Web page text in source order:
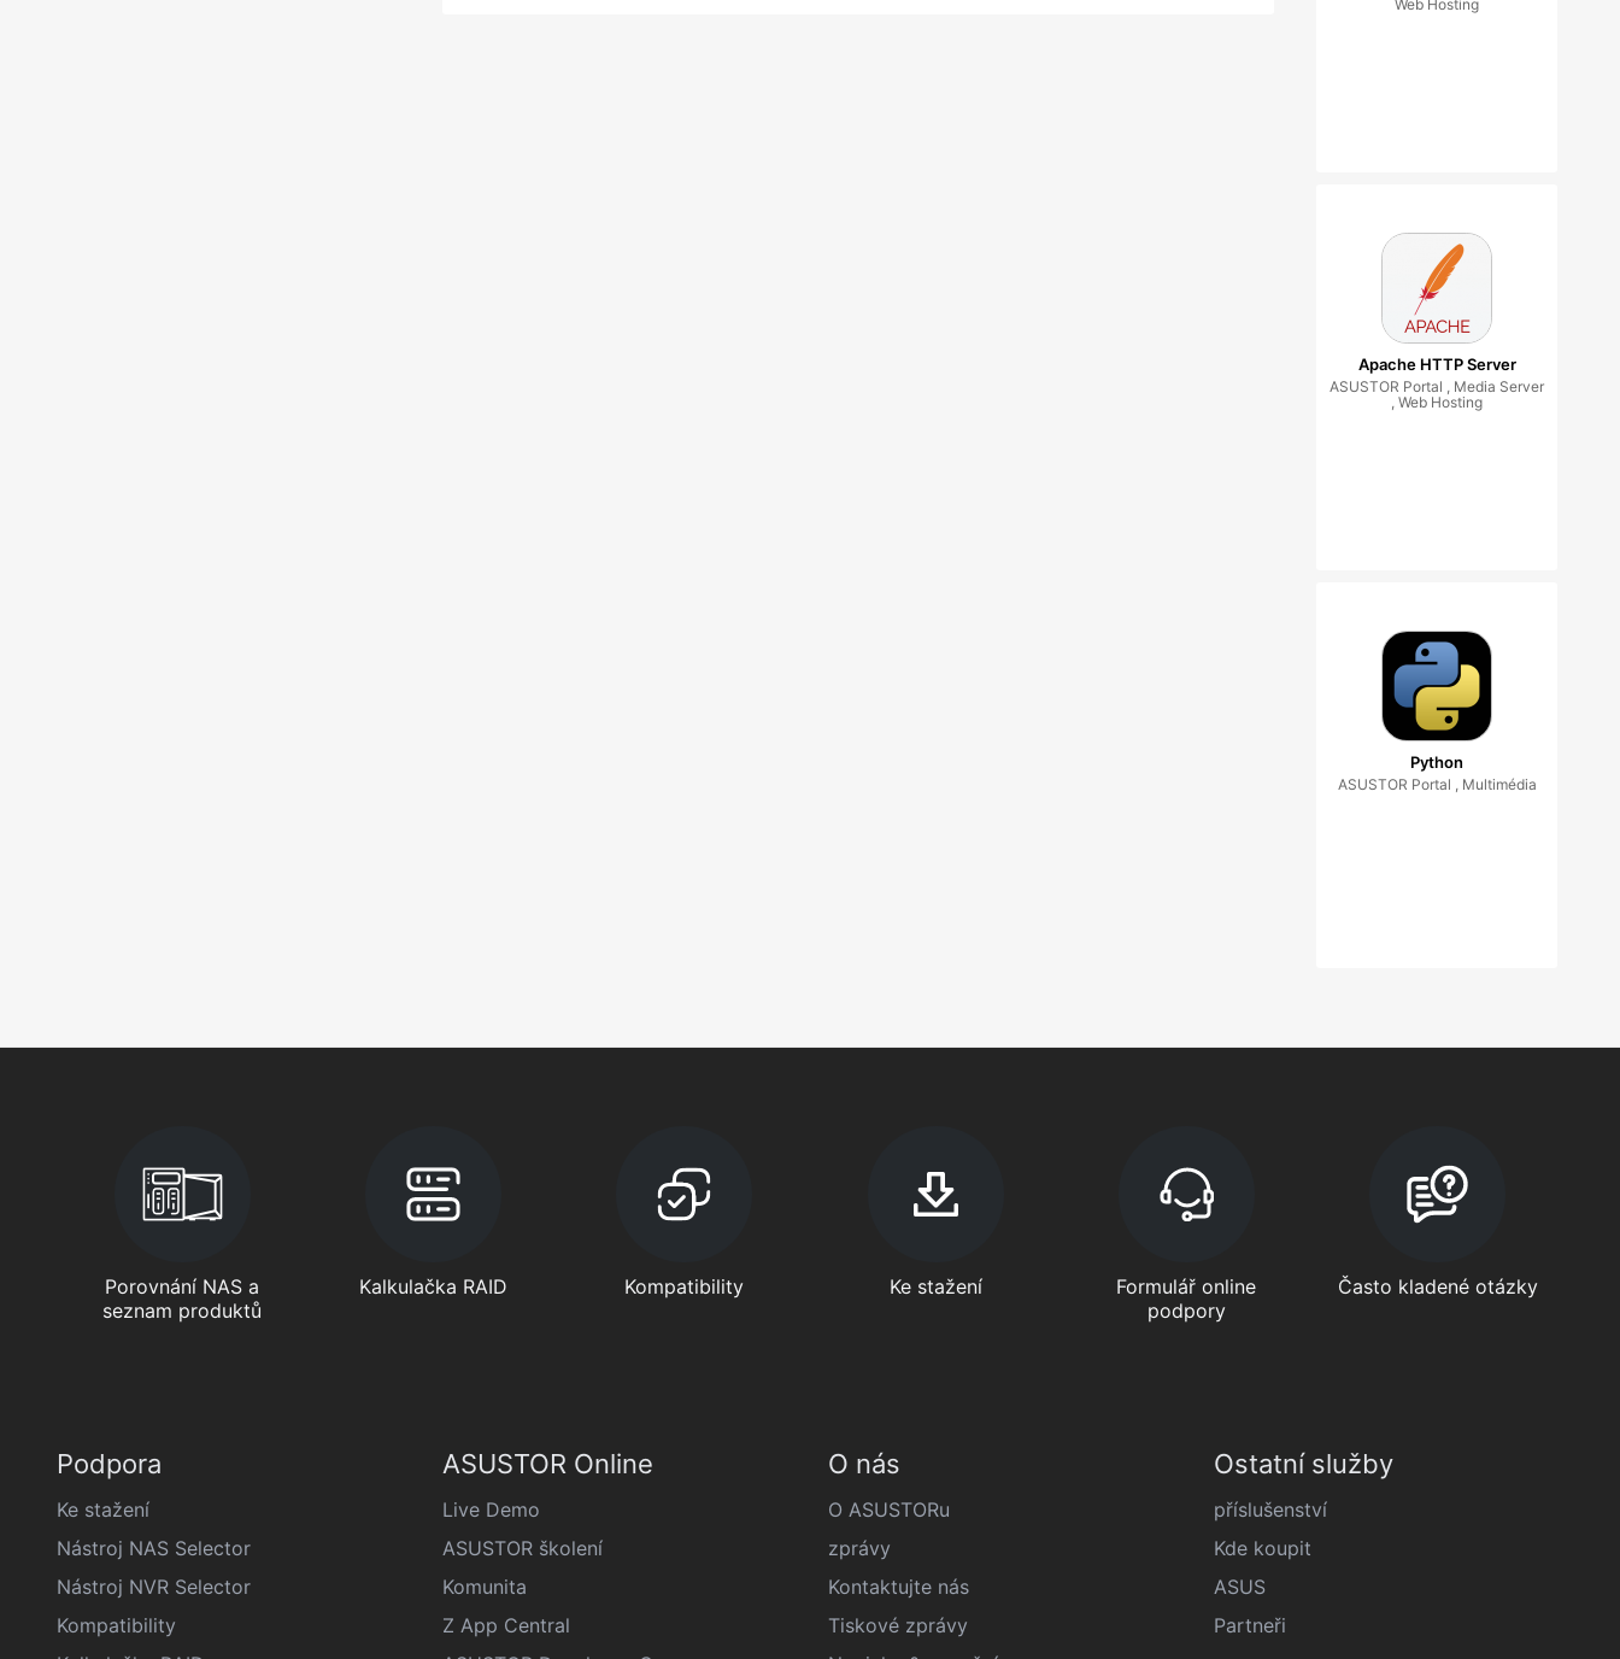
Web Hosting
Apache HTTP Server
ASUSTOR Portal , Media Server
, Web Hosting
Python
ASUSTOR Portal , Multimédia
Porovnání NAS a
seznam produktů
Kalkulačka RAID Kompatibility Ke stažení
Formulář online
podpory
Často kladené otázky
Podpora
Ke stažení
Nástroj NAS Selector
Nástroj NVR Selector
Kompatibility
ASUSTOR Online
Live Demo
ASUSTOR školení
Komunita
Z App Central
O nás
O ASUSTORu
zprávy
Kontaktujte nás
Tiskové zprávy
Ostatní služby
příslušenství
Kde koupit
ASUS
Partneři